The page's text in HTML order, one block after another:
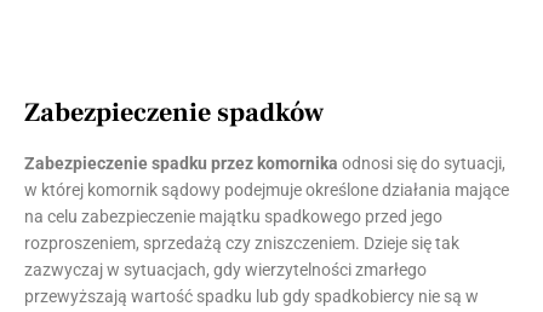
Zabezpieczenie spadków
Zabezpieczenie spadku przez komornika odnosi się do sytuacji,
w której komornik sądowy podejmuje określone działania mające
na celu zabezpieczenie majątku spadkowego przed jego
rozproszeniem, sprzedażą czy zniszczeniem. Dzieje się tak
zazwyczaj w sytuacjach, gdy wierzytelności zmarłego
przewyższają wartość spadku lub gdy spadkobiercy nie są w